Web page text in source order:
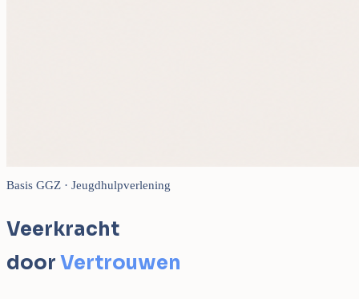
Basis GGZ · Jeugdhulpverlening
Veerkracht
door Vertrouwen